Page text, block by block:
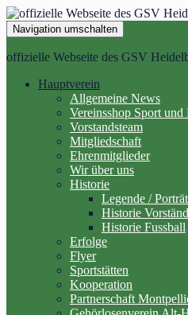
Navigation umschalten
offizielle Webseite des GSV
Hauptverein
Allgemeine News
Vereinsshop Sport und
Vorstandsteam
Mitgliedschaft
Ehrenmitglieder
Wir über uns
Historie
Legende / Porträt
Historie
Historie Fussball
Erfolge
Flyer
Sportstätten
Kooperation
Partnerschaft